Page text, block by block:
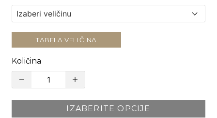
TABELA VELIČINA
Količina
IZABERITE OPCIJE